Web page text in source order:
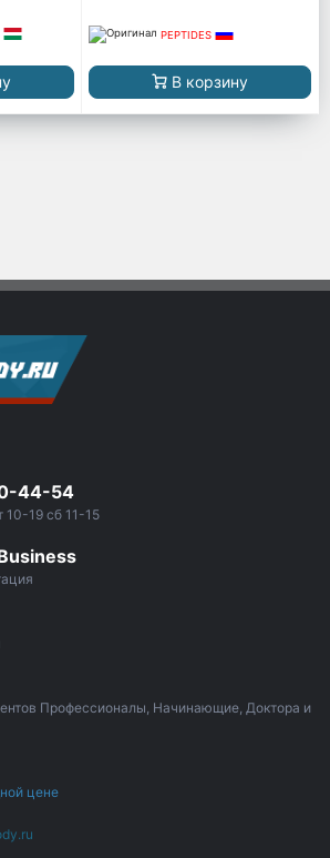
PEPTIDES
В корзину
44-54
19 сб 11-15
Профессионалы, Начинающие, Доктора и
цене